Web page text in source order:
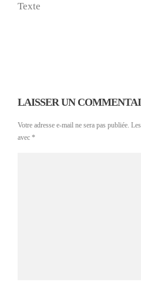
Texte
LAISSER UN
Votre adresse e-mail ne sera pas publiée.
avec *